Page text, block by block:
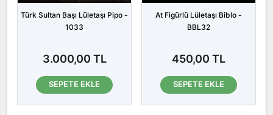
Türk Sultan Başı Lületaşı Pipo -
1033
3.000,00 TL
SEPETE EKLE
At Figürlü Lületaşı Biblo -
BBL32
450,00 TL
SEPETE EKLE